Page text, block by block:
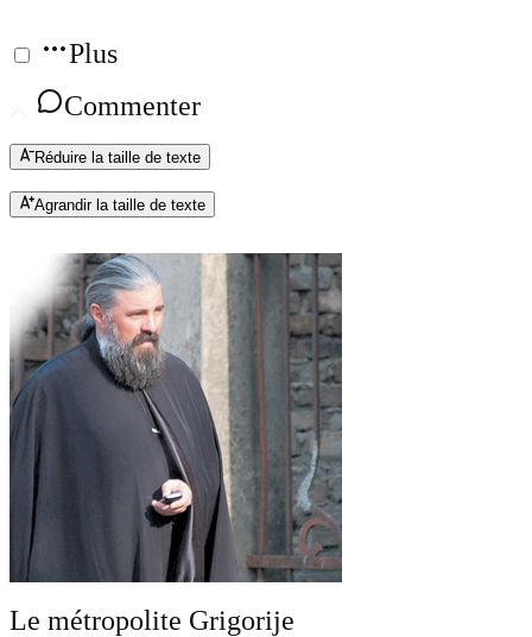
Plus
Commenter
Réduire la taille de texte
Agrandir la taille de texte
Le métropolite Grigorije